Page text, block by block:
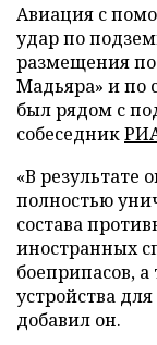
Авиация с
удар по
размещения
Мадьяра» и по
был рядом с
собеседник
«В результате
полностью
состава
иностранных
боеприпасов,
устройства
добавил он.